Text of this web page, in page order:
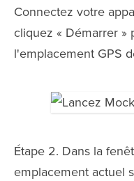
Connectez votre
cliquez « Démarrer
l'emplacement GPS
Étape 2. Dans la
emplacement actuel